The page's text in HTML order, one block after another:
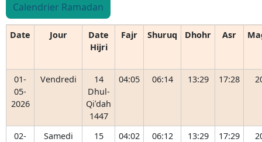
Calendrier Ramadan
Date Jour
Date
Hijri
Fajr Shuruq Dhohr Asr
01-
05-
2026
Vendredi
14
Dhul-
Qiʿdah
1447
04:05 06:14 13:29 17:28
02-
Samedi
15
04:02 06:12 13:29 17:29